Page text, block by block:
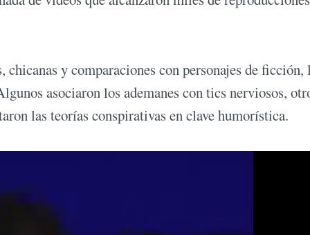
y comparaciones con personajes de ficción,
asociaron los ademanes con tics nerviosos,
las teorías conspirativas en clave humorística.